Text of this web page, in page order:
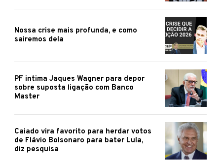
Nossa crise mais profunda, e como
sairemos dela
PF intima Jaques Wagner para depor
sobre suposta ligação com Banco
Master
Caiado vira favorito para herdar votos
de Flávio Bolsonaro para bater Lula,
diz pesquisa